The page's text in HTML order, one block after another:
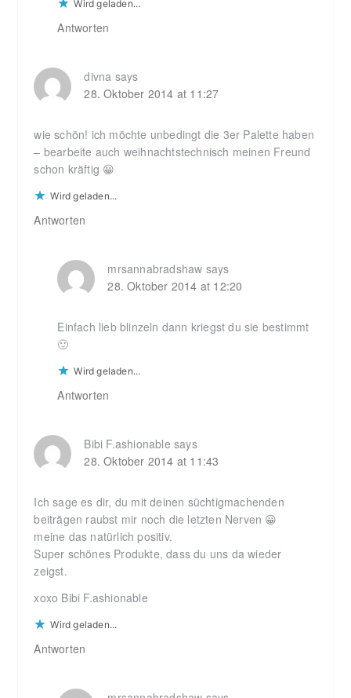
Wird geladen...
Antworten
divna says
28. Oktober 2014 at 11:27
wie schön! ich möchte unbedingt die 3er Palette haben
– bearbeite auch weihnachtstechnisch meinen Freund
schon kräftig 😀
Wird geladen...
Antworten
mrsannabradshaw says
28. Oktober 2014 at 12:20
Einfach lieb blinzeln dann kriegst du sie bestimmt
🙂
Wird geladen...
Antworten
Bibi F.ashionable says
28. Oktober 2014 at 11:43
Ich sage es dir, du mit deinen süchtigmachenden
beiträgen raubst mir noch die letzten Nerven 😀
meine das natürlich positiv.
Super schönes Produkte, dass du uns da wieder
zeigst.
xoxo Bibi F.ashionable
Wird geladen...
Antworten